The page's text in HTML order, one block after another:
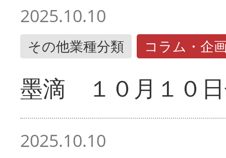
2025.10.10
その他業種分類 コラム・企
墨滴 １０月１０
2025.10.10